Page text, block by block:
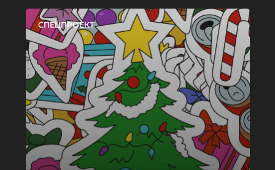
СПЕЦПРОЕКТ